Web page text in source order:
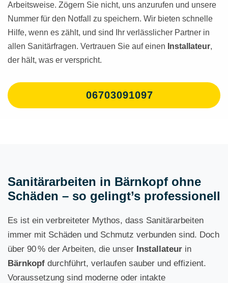
Arbeitsweise. Zögern Sie nicht, uns anzurufen und unsere
Nummer für den Notfall zu speichern. Wir bieten schnelle
Hilfe, wenn es zählt, und sind Ihr verlässlicher Partner in
allen Sanitärfragen. Vertrauen Sie auf einen Installateur,
der hält, was er verspricht.
06703091097
Sanitärarbeiten in Bärnkopf ohne
Schäden – so gelingt’s professionell
Es ist ein verbreiteter Mythos, dass Sanitärarbeiten
immer mit Schäden und Schmutz verbunden sind. Doch
über 90 % der Arbeiten, die unser Installateur in
Bärnkopf durchführt, verlaufen sauber und effizient.
Voraussetzung sind moderne oder intakte